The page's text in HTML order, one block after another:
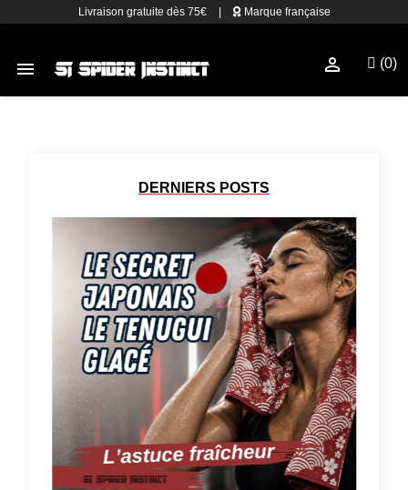
Livraison gratuite dès 75€ Marque française
 (0)

DERNIERS POSTS